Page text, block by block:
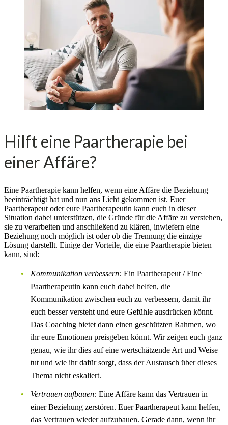
Hilft eine Paartherapie bei
einer Affäre?
Eine Paartherapie kann helfen, wenn eine Affäre die Beziehung
beeinträchtigt hat und nun ans Licht gekommen ist. Euer
Paartherapeut oder eure Paartherapeutin kann euch in dieser
Situation dabei unterstützen, die Gründe für die Affäre zu verstehen,
sie zu verarbeiten und anschließend zu klären, inwiefern eine
Beziehung noch möglich ist oder ob die Trennung die einzige
Lösung darstellt. Einige der Vorteile, die eine Paartherapie bieten
kann, sind:
Kommunikation verbessern: Ein Paartherapeut / Eine
Paartherapeutin kann euch dabei helfen, die
Kommunikation zwischen euch zu verbessern, damit ihr
euch besser versteht und eure Gefühle ausdrücken könnt.
Das Coaching bietet dann einen geschützten Rahmen, wo
ihr eure Emotionen preisgeben könnt. Wir zeigen euch ganz
genau, wie ihr dies auf eine wertschätzende Art und Weise
tut und wie ihr dafür sorgt, dass der Austausch über dieses
Thema nicht eskaliert.
Vertrauen aufbauen: Eine Affäre kann das Vertrauen in
einer Beziehung zerstören. Euer Paartherapeut kann helfen,
das Vertrauen wieder aufzubauen. Gerade dann, wenn ihr